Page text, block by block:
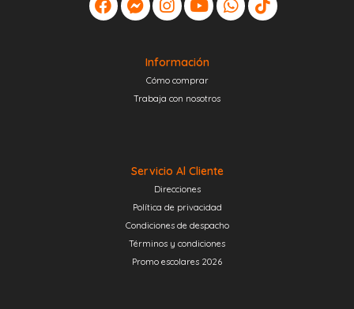
Información
Cómo comprar
Trabaja con nosotros
Servicio Al Cliente
Direcciones
Política de privacidad
Condiciones de despacho
Términos y condiciones
Promo escolares 2026